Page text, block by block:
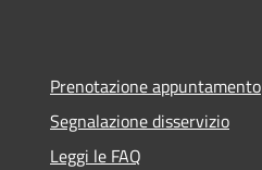
Prenotazione appuntamento
Segnalazione disservizio
Leggi le FAQ